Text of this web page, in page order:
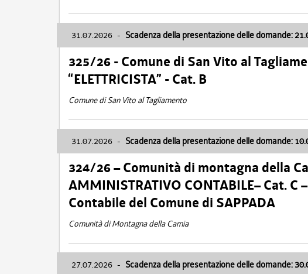
31.07.2026 - Scadenza della presentazione delle domande:
325/26 - Comune di San Vito al
“ELETTRICISTA” - Cat. B
Comune di San Vito al Tagliamento
31.07.2026 - Scadenza della presentazione delle domande:
324/26 – Comunità di montagna della
AMMINISTRATIVO CONTABILE– Cat.
Contabile del Comune di SAPPADA
Comunità di Montagna della Carnia
27.07.2026 - Scadenza della presentazione delle domande: